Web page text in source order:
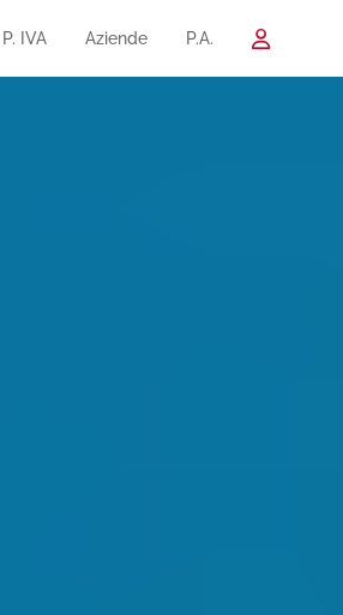
P. IVA Aziende P.A.